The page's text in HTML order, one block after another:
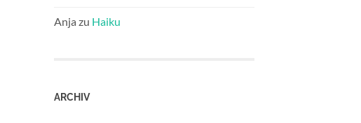
Anja zu Haiku
ARCHIV